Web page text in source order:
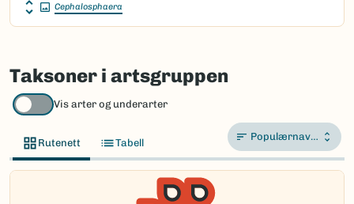
Cephalosphaera
Taksoner i artsgruppen
Vis arter og underarter
Rutenett Tabell Populærnavn A-Å